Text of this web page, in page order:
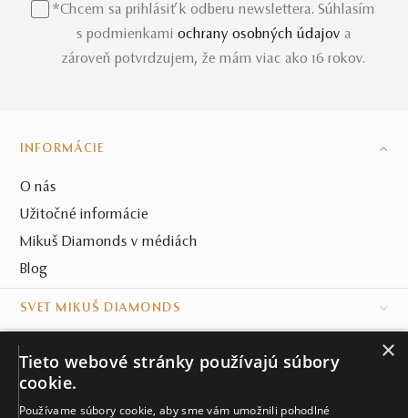
*Chcem sa prihlásiť k odberu newslettera. Súhlasím
s podmienkami ochrany osobných údajov a
zároveň potvrdzujem, že mám viac ako 16 rokov.
INFORMÁCIE
O nás
Užitočné informácie
Mikuš Diamonds v médiách
Blog
SVET MIKUŠ DIAMONDS
KONTAKT
×
Tieto webové stránky používajú súbory
cookie.
Používame súbory cookie, aby sme vám umožnili pohodlné